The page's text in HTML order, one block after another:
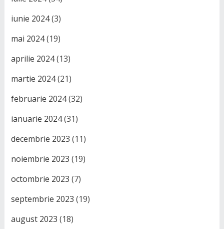
iunie 2024(3)
mai 2024(19)
aprilie 2024(13)
martie 2024(21)
februarie 2024(32)
ianuarie 2024(31)
decembrie 2023 (11)
noiembrie 2023 (19)
octombrie 2023 (7)
septembrie 2023 (19)
august 2023 (18)